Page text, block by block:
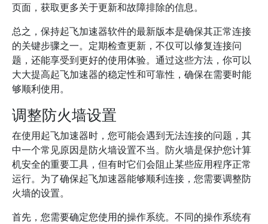
页面，获取更多关于更新和故障排除的信息。
总之，保持起飞加速器软件的最新版本是确保其正常连接
的关键步骤之一。定期检查更新，不仅可以修复连接问
题，还能享受到更好的使用体验。通过这些方法，你可以
大大提高起飞加速器的稳定性和可靠性，确保在需要时能
够顺利使用。
调整防火墙设置
在使用起飞加速器时，您可能会遇到无法连接的问题，其
中一个常见原因是防火墙设置不当。防火墙是保护您计算
机安全的重要工具，但有时它们会阻止某些应用程序正常
运行。为了确保起飞加速器能够顺利连接，您需要调整防
火墙的设置。
首先，您需要确定您使用的操作系统。不同的操作系统有